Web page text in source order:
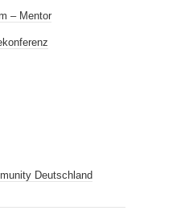
– Mentor
Deutschland